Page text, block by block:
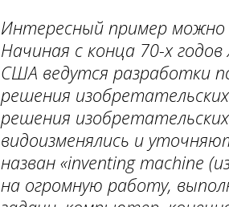
Интересный пример
Начиная с конца 70-х годов
США ведутся разработки
решения
решения
видоизменялись и
назван «inventing machine
на огромную работу,